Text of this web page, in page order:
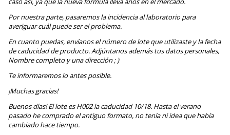
Por nuestra parte, pasaremos la incidencia al laboratorio para
averiguar cuál puede ser el problema.
En cuanto puedas, envíanos el número de lote que utilizaste y la fecha
de caducidad de producto. Adjúntanos además tus datos personales,
Nombre completo y una dirección ; )
Te informaremos lo antes posible.
¡Muchas gracias!
Buenos días! El lote es H002 la caducidad 10/18. Hasta el verano
pasado he comprado el antiguo formato, no tenía ni idea que había
cambiado hace tiempo.